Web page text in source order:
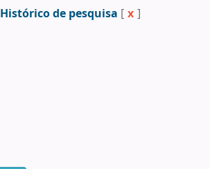
Histórico de pesquisa [ x ]